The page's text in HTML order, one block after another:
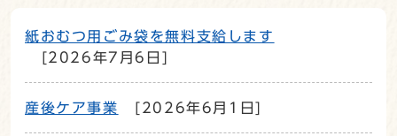
紙おむつ用ごみ袋を無料支給します
[2026年7月6日]
産後ケア事業 [2026年6月1日]